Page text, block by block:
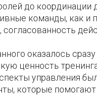
до координации
команды, как и
согласованность
оказалось
ценность
управления
которые